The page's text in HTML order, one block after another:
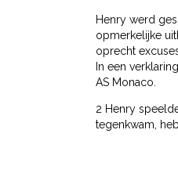
Henry werd
opmerkelijke
oprecht
In een
AS Monaco.
2 Henry
tegenkwam,